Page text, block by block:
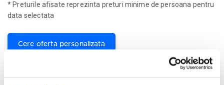
* Preturile afisate reprezinta preturi minime de persoana pentru
data selectata
Cere oferta personalizata